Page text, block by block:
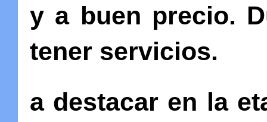
y a buen precio.
tener servicios.
a destacar en la